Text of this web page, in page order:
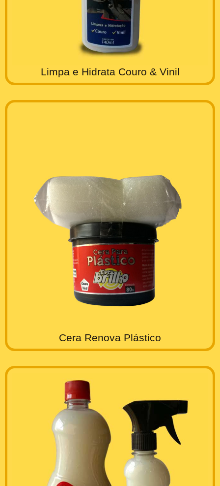
Limpa e Hidrata Couro & Vinil
Cera Renova Plástico